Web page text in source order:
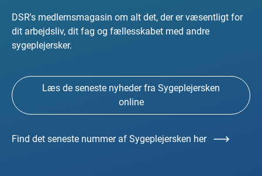
DSR's medlemsmagasin om alt det, der er væsentligt for
dit arbejdsliv, dit fag og fællesskabet med andre
sygeplejersker.
Læs de seneste nyheder fra Sygeplejersken
online
Find det seneste nummer af Sygeplejersken her